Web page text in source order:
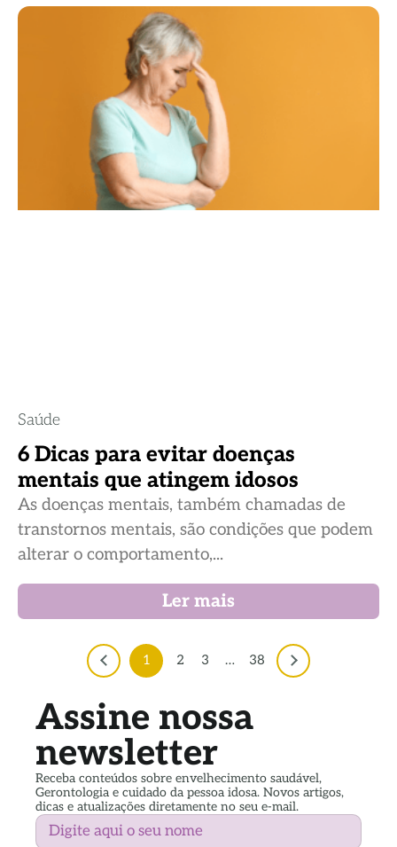
Saúde
6 Dicas para evitar doenças
mentais que atingem idosos
As doenças mentais, também chamadas de
transtornos mentais, são condições que podem
alterar o comportamento,...
Ler mais
1 2 3 … 38
Assine nossa
newsletter
Receba conteúdos sobre envelhecimento saudável,
Gerontologia e cuidado da pessoa idosa. Novos artigos,
dicas e atualizações diretamente no seu e-mail.